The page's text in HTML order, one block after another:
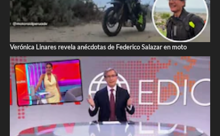
Verónica Linares revela anécdotas de Federico Salazar en moto